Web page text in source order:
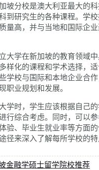
分校是澳大利亚最大的科
到研究生的各种课程。学
量高，并与当地和国际企
学在新加坡的教育领域中
样化的课程和学术选择，
学校与国际和本地企业合
职业规划和发展。
时，学生应该根据自己的
行综合考虑。同时，可以参
验、毕业生就业率等方面
径来深入了解每所学校的特
金融学硕士留学院校推荐